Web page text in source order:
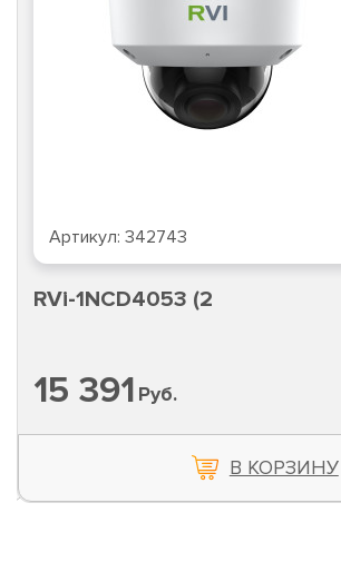
Артикул: 342743
RVi-1NCD4053 (2
15 391 Руб.
В КОРЗИНУ